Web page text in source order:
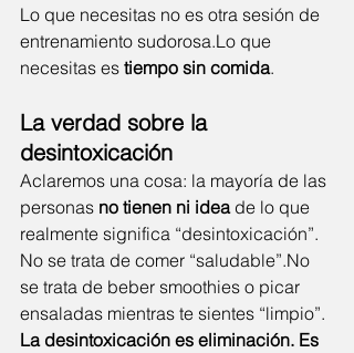
Lo que necesitas no es otra sesión de
entrenamiento sudorosa.Lo que
necesitas es tiempo sin comida.
La verdad sobre la
desintoxicación
Aclaremos una cosa: la mayoría de las
personas no tienen ni idea de lo que
realmente significa “desintoxicación”.
No se trata de comer “saludable”.No
se trata de beber smoothies o picar
ensaladas mientras te sientes “limpio”.
La desintoxicación es eliminación. Es